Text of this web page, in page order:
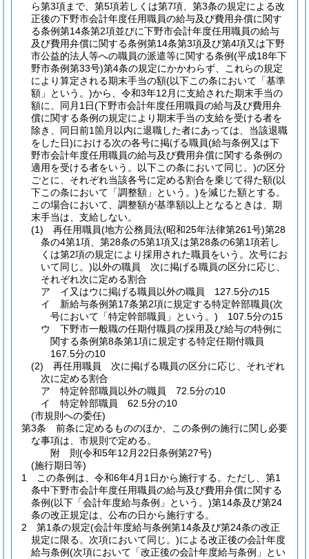
ら第3項まで、第5項若しくは第7項、第3条の規定による改
正後の下野市会計年度任用職員の給与及び費用弁償に関す
る条例第14条第2項並びに下野市会計年度任用職員の給与
及び費用弁償に関する条例第14条第3項及び第4項又は下野
市公益的法人等への職員の派遣等に関する条例(平成18年下
野市条例第33号)第4条の規定にかかわらず、これらの規定
により算定される期末手当の額(以下この条において「基準
額」という。)から、令和3年12月に支給された期末手当の
額に、同月1日(下野市会計年度任用職員の給与及び費用弁
償に関する条例の規定により期末手当の支給を受ける者を
除き、同日前1箇月以内に退職した者にあっては、当該退職
をした日)における次の各号に掲げる職員(給与条例又は下
野市会計年度任用職員の給与及び費用弁償に関する条例の
適用を受ける者をいう。以下この条において同じ。)の区分
ごとに、それぞれ当該各号に定める割合を乗じて得た額(以
下この条において「調整額」という。)を減じた額とする。
この場合において、調整額が基準額以上となるときは、期
末手当は、支給しない。
(1)
再任用職員(地方公務員法(昭和25年法律第261号)第28
条の4第1項、第28条の5第1項又は第28条の6第1項若し
くは第2項の規定により採用された職員をいう。次号にお
いて同じ。)以外の職員 次に掲げる職員の区分に応じ、
それぞれ次に定める割合
ア
イ又はウに掲げる職員以外の職員 127.5分の15
イ
新給与条例第17条第2項に規定する特定幹部職員(次
号において「特定幹部職員」という。) 107.5分の15
ウ
下野市一般職の任期付職員の採用及び給与の特例に
関する条例第8条第1項に規定する特定任期付職員
167.5分の10
(2)
再任用職員 次に掲げる職員の区分に応じ、それぞれ
次に定める割合
ア
特定幹部職員以外の職員 72.5分の10
イ
特定幹部職員 62.5分の10
(市規則への委任)
第3条
前条に定めるもののほか、この条例の施行に関し必要
な事項は、市規則で定める。
附 則(令和5年12月22日条例第27号)
(施行期日等)
1
この条例は、令和6年4月1日から施行する。 ただし、第1
条中下野市会計年度任用職員の給与及び費用弁償に関する
条例(以下「会計年度給与条例」という。)第14条及び第24
条の改正規定は、公布の日から施行する。
2
第1条の規定(会計年度給与条例第14条及び第24条の改正
規定に限る。次項において同じ。)による改正後の会計年度
給与条例(次項において「改正後の会計年度給与条例」とい